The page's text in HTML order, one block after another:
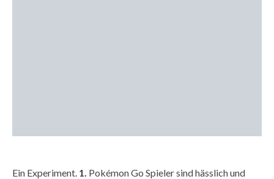
Ein Experiment. 1. Pokémon Go Spieler sind hässlich und